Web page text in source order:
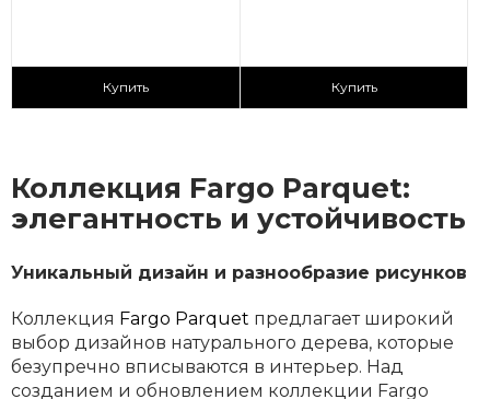
2
Купить
2
Купить
Коллекция Fargo Parquet:
элегантность и устойчивость
Уникальный дизайн и разнообразие рисунков
Коллекция Fargo Parquet предлагает широкий
выбор дизайнов натурального дерева, которые
безупречно вписываются в интерьер. Над
созданием и обновлением коллекции Fargo